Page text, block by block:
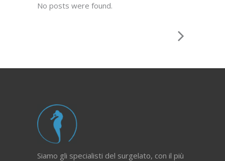
No posts were found.
Siamo gli specialisti del surgelato, con il più